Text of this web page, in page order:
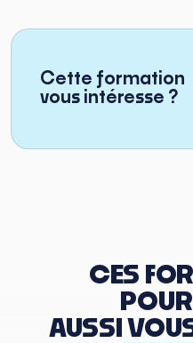
Cette formation
vous intéresse ?
CES
AUSSI